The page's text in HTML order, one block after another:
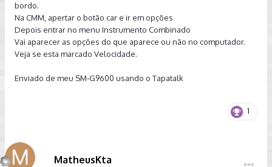
bordo.
Na CMM, apertar o botão car e ir em opções
Depois entrar no menu Instrumento Combinado
Vai aparecer as opções do que aparece ou não no computador.
Veja se esta marcado Velocidade.
Enviado de meu SM-G9600 usando o Tapatalk
1
MatheusKta